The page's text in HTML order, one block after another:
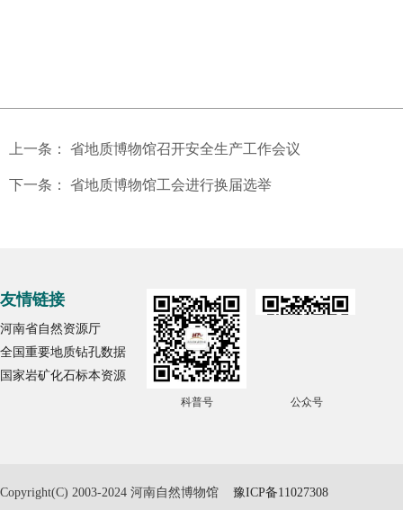
上一条： 省地质博物馆召开安全生产工作会议
下一条： 省地质博物馆工会进行换届选举
友情链接
河南省自然资源厅
全国重要地质钻孔数据
国家岩矿化石标本资源
科普号 公众号
Copyright(C) 2003-2024 河南自然博物馆 豫ICP备11027308